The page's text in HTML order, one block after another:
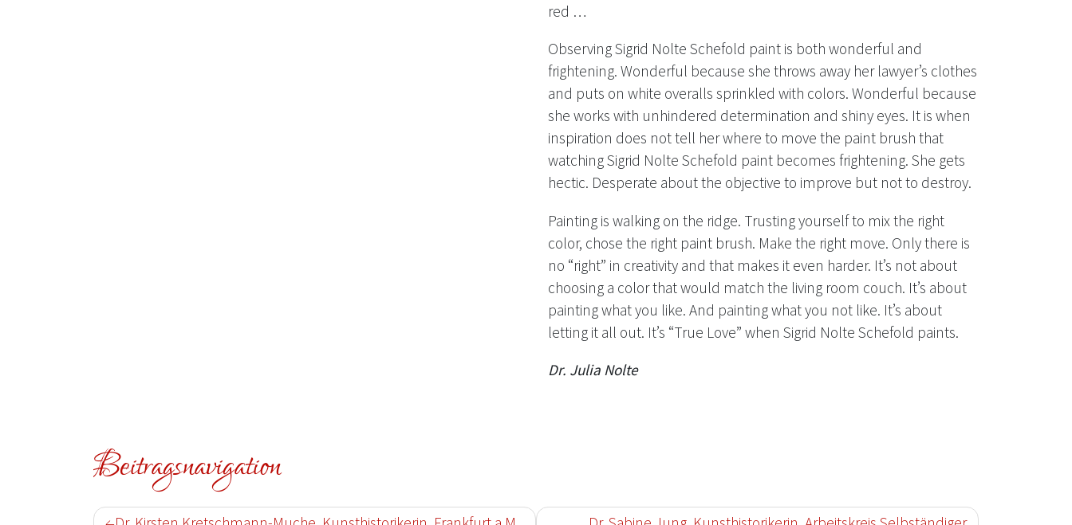
red …
Observing Sigrid Nolte Schefold paint is both wonderful and
frightening. Wonderful because she throws away her lawyer’s clothes
and puts on white overalls sprinkled with colors. Wonderful because
she works with unhindered determination and shiny eyes. It is when
inspiration does not tell her where to move the paint brush that
watching Sigrid Nolte Schefold paint becomes frightening. She gets
hectic. Desperate about the objective to improve but not to destroy.
Painting is walking on the ridge. Trusting yourself to mix the right
color, chose the right paint brush. Make the right move. Only there is
no “right” in creativity and that makes it even harder. It’s not about
choosing a color that would match the living room couch. It’s about
painting what you like. And painting what you not like. It’s about
letting it all out. It’s “True Love” when Sigrid Nolte Schefold paints.
Dr. Julia Nolte
Beitragsnavigation